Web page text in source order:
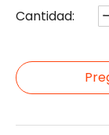
Cantidad: